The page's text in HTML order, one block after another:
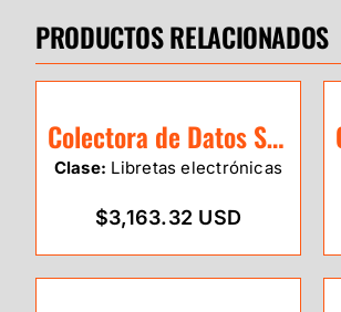
PRODUCTOS RELACIONADOS
Colectora de Datos Sokkia T18
Clase: Libretas electrónicas
$3,163.32 USD